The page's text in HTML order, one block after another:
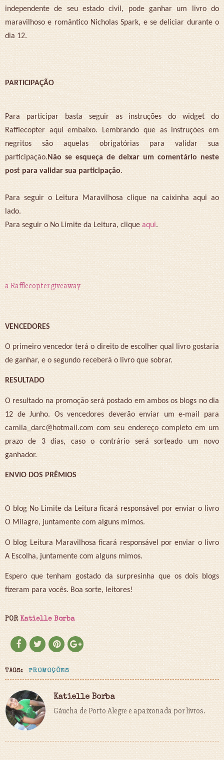
independente de seu estado civil, pode ganhar um livro do
maravilhoso e romântico Nicholas Spark, e se deliciar durante o
dia 12.
PARTICIPAÇÃO
Para participar basta seguir as instruções do widget do
Rafflecopter aqui embaixo. Lembrando que as instruções em
negritos são aquelas obrigatórias para validar sua
participação.Não se esqueça de deixar um comentário neste
post para validar sua participação.
Para seguir o Leitura Maravilhosa clique na caixinha aqui ao
lado.
Para seguir o No Limite da Leitura, cliqueaqui.
a Rafflecopter giveaway
VENCEDORES
O primeiro vencedor terá o direito de escolher qual livro gostaria
de ganhar, e o segundo receberá o livro que sobrar.
RESULTADO
O resultado na promoção será postado em ambos os blogs no dia
12 de Junho. Os vencedores deverão enviar um e-mail para
camila_darc@hotmail.com com seu endereço completo em um
prazo de 3 dias, caso o contrário será sorteado um novo
ganhador.
ENVIO DOS PRÊMIOS
O blog No Limite da Leitura ficará responsável por enviar o livro
O Milagre, juntamente com alguns mimos.
O blog Leitura Maravilhosa ficará responsável por enviar o livro
A Escolha, juntamente com alguns mimos.
Espero que tenham gostado da surpresinha que os dois blogs
fizeram para vocês. Boa sorte, leitores!
POR Katielle Borba
TAGS: PROMOÇÕES
Katielle Borba
Gáucha de Porto Alegre e apaixonada por livros.